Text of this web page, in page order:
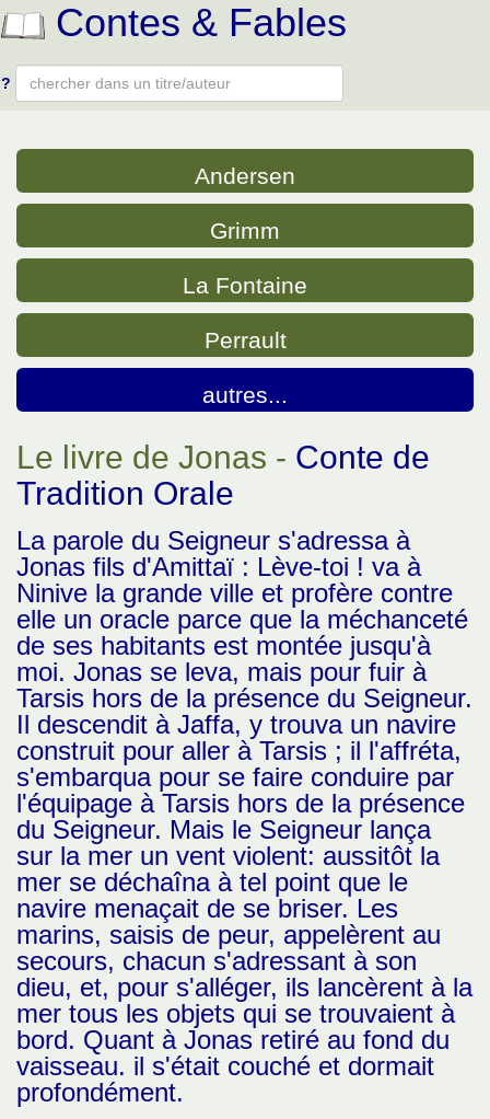
Contes & Fables
?
Andersen
Grimm
La Fontaine
Perrault
autres...
Le livre de Jonas - Conte de
Tradition Orale
La parole du Seigneur s'adressa à
Jonas fils d'Amittaï : Lève-toi ! va à
Ninive la grande ville et profère contre
elle un oracle parce que la méchanceté
de ses habitants est montée jusqu'à
moi. Jonas se leva, mais pour fuir à
Tarsis hors de la présence du Seigneur.
Il descendit à Jaffa, y trouva un navire
construit pour aller à Tarsis ; il l'affréta,
s'embarqua pour se faire conduire par
l'équipage à Tarsis hors de la présence
du Seigneur. Mais le Seigneur lança
sur la mer un vent violent: aussitôt la
mer se déchaîna à tel point que le
navire menaçait de se briser. Les
marins, saisis de peur, appelèrent au
secours, chacun s'adressant à son
dieu, et, pour s'alléger, ils lancèrent à la
mer tous les objets qui se trouvaient à
bord. Quant à Jonas retiré au fond du
vaisseau. il s'était couché et dormait
profondément.